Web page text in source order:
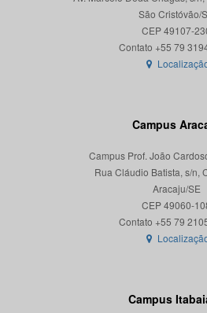
São Cristóvão/
CEP 49107-
Campus
Campus Prof. João
Rua Cláudio Batista, s/n,
Aracaju/SE
CEP 49060-
Campus